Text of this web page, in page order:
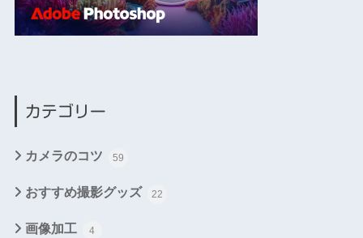
カテゴリー
カメラのコツ 59
おすすめ撮影グッズ 22
画像加工 4